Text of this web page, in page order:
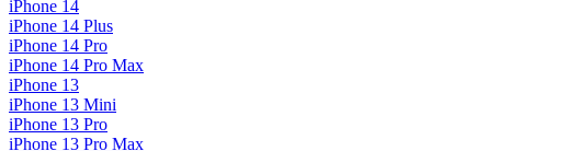
iPhone 14
iPhone 14 Plus
iPhone 14 Pro
iPhone 14 Pro Max
iPhone 13
iPhone 13 Mini
iPhone 13 Pro
iPhone 13 Pro Max